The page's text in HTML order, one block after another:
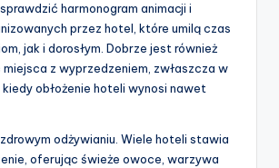
harmonogram animacji i
przez hotel, które umilą czas
jak i dorosłym. Dobrze jest również
z wyprzedzeniem, zwłaszcza w
obłożenie hoteli wynosi nawet
odżywianiu. Wiele hoteli stawia
oferując świeże owoce, warzywa